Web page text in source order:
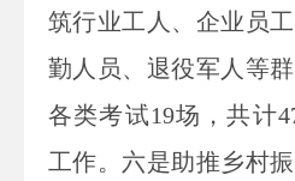
筑行业工人、企业员
勤人员、退役军人等
各类考试19场，共计
工作。六是助推乡村